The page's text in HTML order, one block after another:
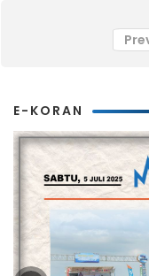
E-KORAN